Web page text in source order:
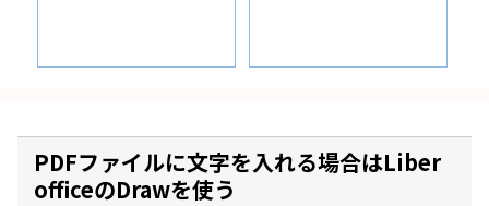
PDFファイルに文字を入れる場合はLiber
officeのDrawを使う